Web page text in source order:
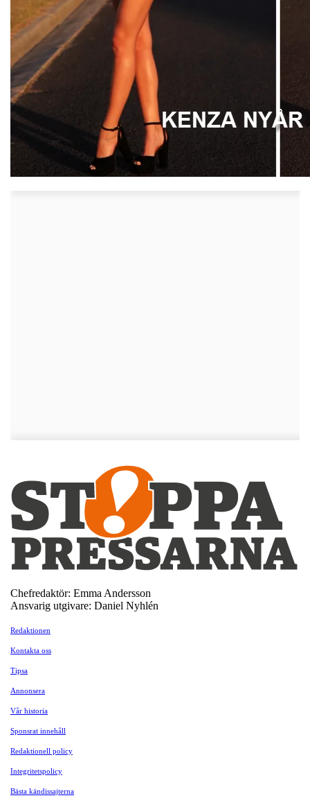
Chefredaktör: Emma Andersson
Ansvarig utgivare: Daniel Nyhlén
Redaktionen
Kontakta oss
Tipsa
Annonsera
Vår historia
Sponsrat innehåll
Redaktionell policy
Integritetspolicy
Bästa kändissajterna